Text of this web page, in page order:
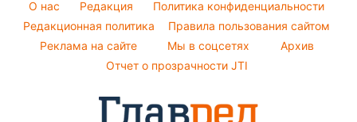
Новости Одессы
Новости Сум
Новости Черкассы
Пылевая буря
Модные ошибки
Новости моды
Советы от Андре Тана
O нас Редакция
Политика конфиденциальности
Редакционная политика
Правила пользования сайтом
Реклама на сайте
Мы в соцсетях
Архив
Отчет о прозрачности JTI